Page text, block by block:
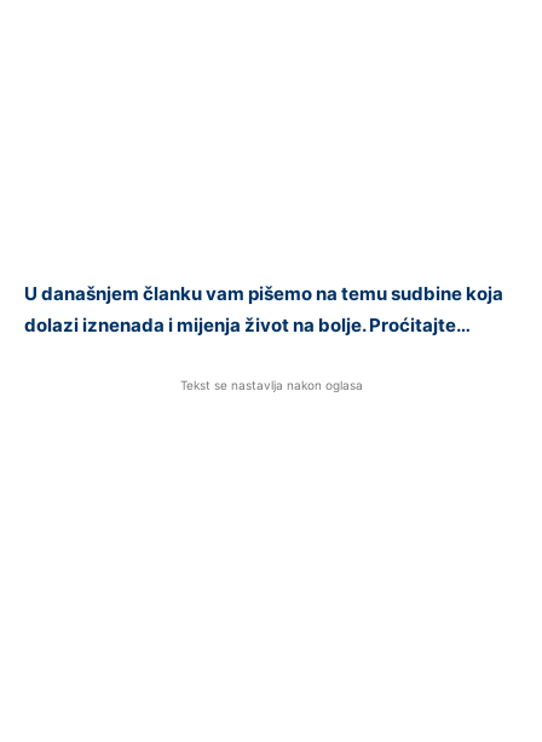
U današnjem članku vam pišemo na temu sudbine koja
dolazi iznenada i mijenja život na bolje. Proćitajte…
Tekst se nastavlja nakon oglasa